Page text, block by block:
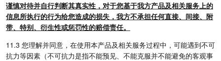
谨慎对待并自行判断其真实性，对于您基于我方产品及相关服务上的
信息所执行的行为给您造成的损失，我方不承担任何直接、间接、附
带、特别、衍生性或惩罚性的赔偿责任。
11.3 您理解并同意，在使用本产品及相关服务过程中，可能遇到不可
抗力等因素（不可抗力是指不能预见、不能克服并不能避免的客观事